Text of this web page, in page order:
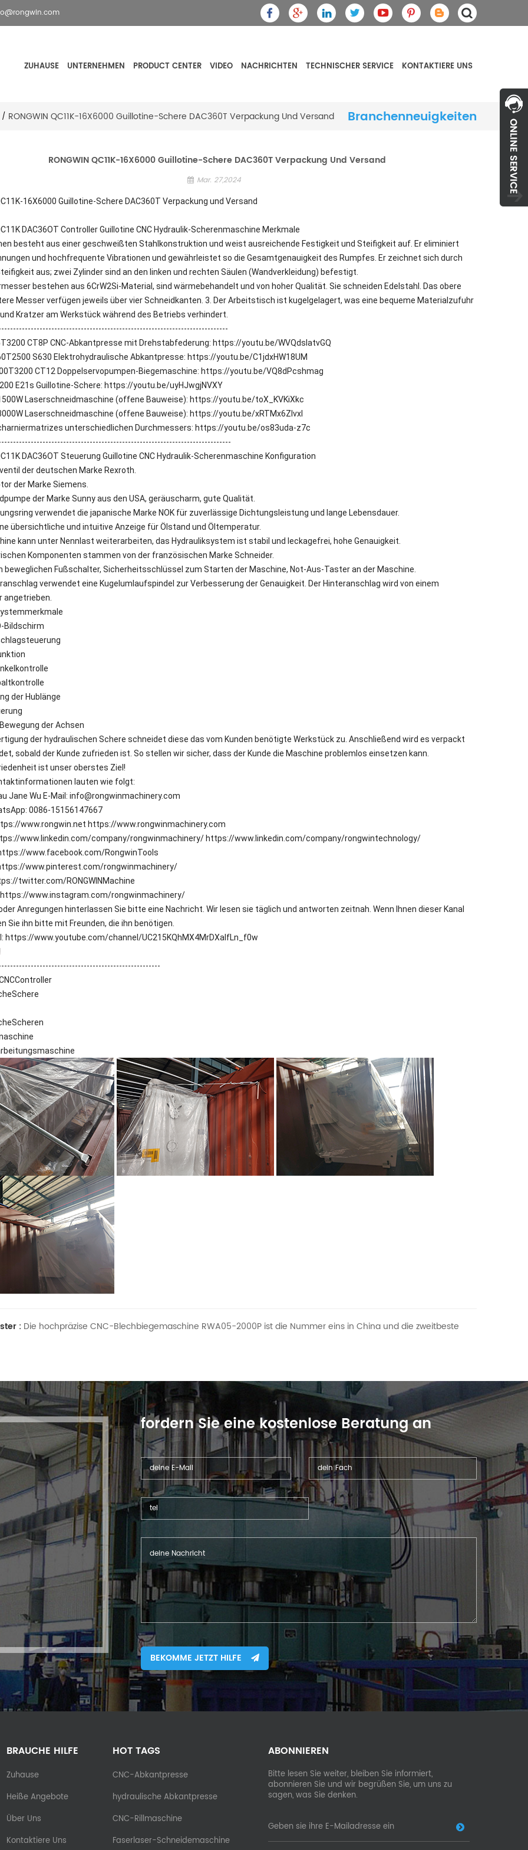
ZUHAUSE UNTERNEHMEN PRODUCT CENTER VIDEO NACHRICHTEN TECHNISCHER SERVICE KONTAKTIERE UNS
Branchenneuigkeiten
/ RONGWIN QC11K-16X6000 Guillotine-Schere DAC360T Verpackung Und Versand
RONGWIN QC11K-16X6000 Guillotine-Schere DAC360T Verpackung Und Versand
Mar. 27,2024
16X6000 Guillotine-Schere DAC360T Verpackung und Versand
DAC36OT Controller Guillotine CNC Hydraulik-Scherenmaschine Merkmale
besteht aus einer geschweißten Stahlkonstruktion und weist ausreichende Festigkeit und Steifigkeit auf. Er eliminiert
und hochfrequente Vibrationen und gewährleistet so die Gesamtgenauigkeit des Rumpfes. Er zeichnet sich durch
aus; zwei Zylinder sind an den linken und rechten Säulen (Wandverkleidung) befestigt.
bestehen aus 6CrW2Si-Material, sind wärmebehandelt und von hoher Qualität. Sie schneiden Edelstahl. Das obere
Messer verfügen jeweils über vier Schneidkanten. 3. Der Arbeitstisch ist kugelgelagert, was eine bequeme Materialzufuhr
Kratzer am Werkstück während des Betriebs verhindert.
CT8P CNC-Abkantpresse mit Drehstabfederung: https://youtu.be/WVQdsIatvGQ
S630 Elektrohydraulische Abkantpresse: https://youtu.be/C1jdxHW18UM
CT12 Doppelservopumpen-Biegemaschine: https://youtu.be/VQ8dPcshmag
E21s Guillotine-Schere: https://youtu.be/uyHJwgjNVXY
Laserschneidmaschine (offene Bauweise): https://youtu.be/toX_KVKiXkc
Laserschneidmaschine (offene Bauweise): https://youtu.be/xRTMx6ZIvxI
unterschiedlichen Durchmessers: https://youtu.be/os83uda-z7c
DAC36OT Steuerung Guillotine CNC Hydraulik-Scherenmaschine Konfiguration
der deutschen Marke Rexroth.
der Marke Siemens.
der Marke Sunny aus den USA, geräuscharm, gute Qualität.
verwendet die japanische Marke NOK für zuverlässige Dichtungsleistung und lange Lebensdauer.
übersichtliche und intuitive Anzeige für Ölstand und Öltemperatur.
kann unter Nennlast weiterarbeiten, das Hydrauliksystem ist stabil und leckagefrei, hohe Genauigkeit.
Komponenten stammen von der französischen Marke Schneider.
beweglichen Fußschalter, Sicherheitsschlüssel zum Starten der Maschine, Not-Aus-Taster an der Maschine.
verwendet eine Kugelumlaufspindel zur Verbesserung der Genauigkeit. Der Hinteranschlag wird von einem
angetrieben.
Bildschirm
der Hublänge
der Achsen
der hydraulischen Schere schneidet diese das vom Kunden benötigte Werkstück zu. Anschließend wird es verpackt
sobald der Kunde zufrieden ist. So stellen wir sicher, dass der Kunde die Maschine problemlos einsetzen kann.
ist unser oberstes Ziel!
lauten wie folgt:
Jane Wu E-Mail: info@rongwinmachinery.com
0086-15156147667
www.rongwin.net https://www.rongwinmachinery.com
www.linkedin.com/company/rongwinmachinery/ https://www.linkedin.com/company/rongwintechnology/
www.facebook.com/RongwinTools
www.pinterest.com/rongwinmachinery/
twitter.com/RONGWINMachine
https://www.instagram.com/rongwinmachinery/
Anregungen hinterlassen Sie bitte eine Nachricht. Wir lesen sie täglich und antworten zeitnah. Wenn Ihnen dieser Kanal
Sie ihn bitte mit Freunden, die ihn benötigen.
https://www.youtube.com/channel/UC215KQhMX4MrDXalfLn_f0w
: Die hochpräzise CNC-Blechbiegemaschine RWA05-2000P ist die Nummer eins in China und die zweitbeste
fordern Sie eine kostenlose Beratung an
BEKOMME JETZT HILFE
BRAUCHE HILFE
Zuhause
Heiße Angebote
Über Uns
Kontaktiere Uns
HOT TAGS
CNC-Abkantpresse
hydraulische Abkantpresse
CNC-Rillmaschine
Faserlaser-Schneidemaschine
ABONNIEREN
Bitte lesen Sie weiter, bleiben Sie informiert,
abonnieren Sie und wir begrüßen Sie, um uns zu
sagen, was Sie denken.